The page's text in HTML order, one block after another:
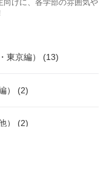
向けに、各学部の雰囲気や
東京編） (13)
） (2)
） (2)